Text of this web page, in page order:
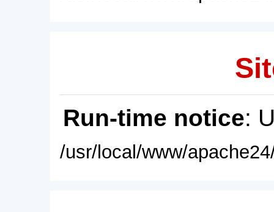
Run-time notice:
/usr/local/www/